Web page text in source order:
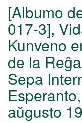
[Albumo
017-3],
Kunveno
de la
Sepa
aŭgusto